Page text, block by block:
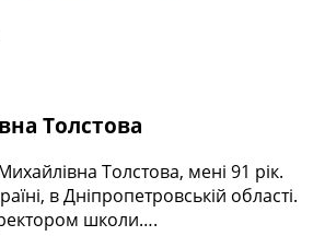
Толстова
Толстова, мені 91 рік.
в Дніпропетровській області.
школи….